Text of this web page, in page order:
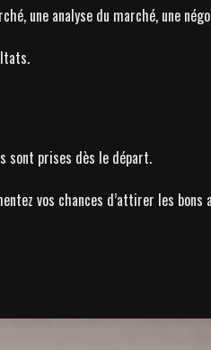
une analyse du marché, une
sont prises dès le départ.
vos chances d’attirer les